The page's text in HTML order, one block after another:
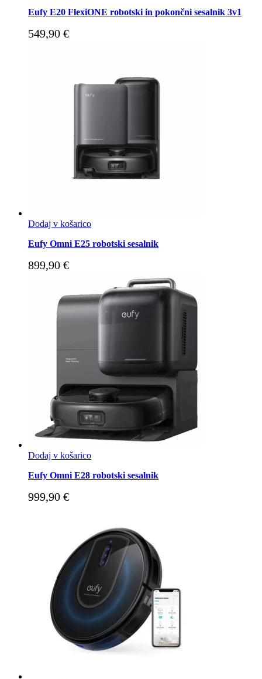
Eufy E20 FlexiONE robotski in pokončni sesalnik 3v1
549,90 €
Dodaj v košarico
Eufy Omni E25 robotski sesalnik
899,90 €
Dodaj v košarico
Eufy Omni E28 robotski sesalnik
999,90 €